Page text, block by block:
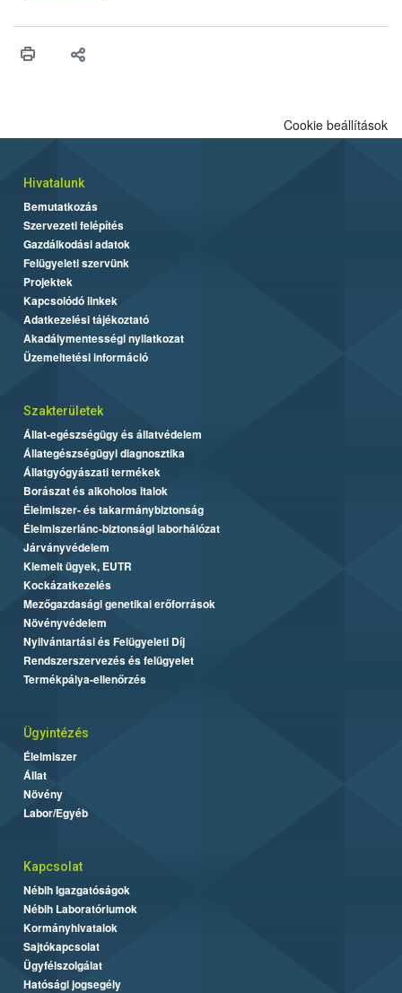
vonni az ebek viselkedésének megítélésében jártas szakértőt.
Cookie beállítások
Hivatalunk
Bemutatkozás
Szervezeti felépítés
Gazdálkodási adatok
Felügyeleti szervünk
Projektek
Kapcsolódó linkek
Adatkezelési tájékoztató
Akadálymentességi nyilatkozat
Üzemeltetési információ
Szakterületek
Állat-egészségügy és állatvédelem
Állategészségügyi diagnosztika
Állatgyógyászati termékek
Borászat és alkoholos italok
Élelmiszer- és takarmánybiztonság
Élelmiszerlánc-biztonsági laborhálózat
Járványvédelem
Kiemelt ügyek, EUTR
Kockázatkezelés
Mezőgazdasági genetikai erőforrások
Növényvédelem
Nyilvántartási és Felügyeleti Díj
Rendszerszervezés és felügyelet
Termékpálya-ellenőrzés
Ügyintézés
Élelmiszer
Állat
Növény
Labor/Egyéb
Kapcsolat
Nébih Igazgatóságok
Nébih Laboratóriumok
Kormányhivatalok
Sajtókapcsolat
Ügyfélszolgálat
Hatósági jogsegély